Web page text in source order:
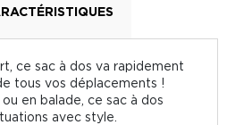
ce sac à dos va rapidement
tous vos déplacements !
en balade, ce sac à dos
avec style.